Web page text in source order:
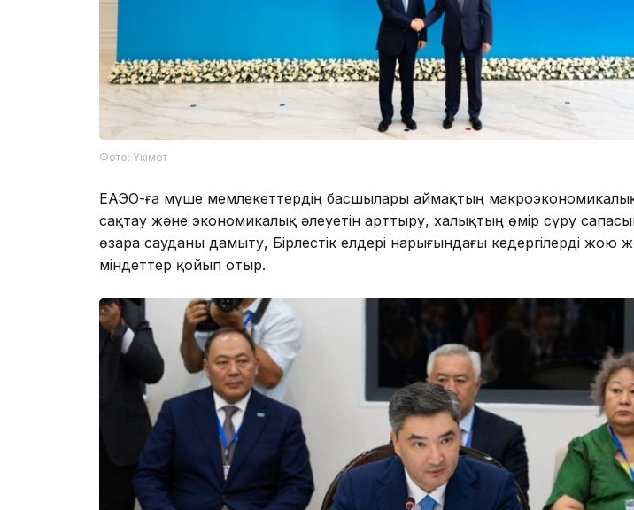
Фото: Үкімет
ЕАЭО-ға мүше мемлекеттердің басшылары аймақтың
сақтау және экономикалық әлеуетін арттыру, халықтың өмір сүру
өзара сауданы дамыту, Бірлестік елдері нарығындағы кедергілерді жою
міндеттер қойып отыр.